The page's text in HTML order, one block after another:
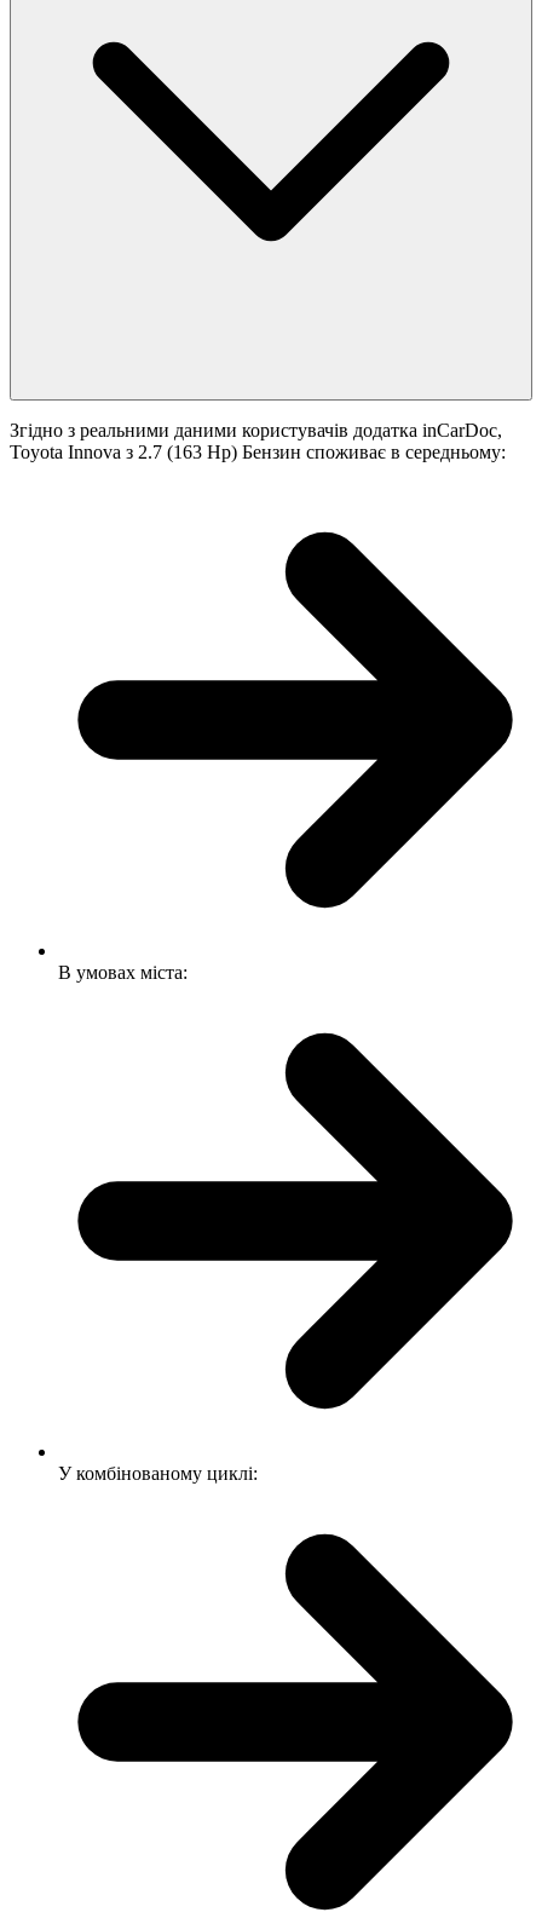
Згідно з реальними даними користувачів додатка inCarDoc,
Toyota Innova з 2.7 (163 Hp) Бензин споживає в середньому:
В умовах міста:
У комбінованому циклі: